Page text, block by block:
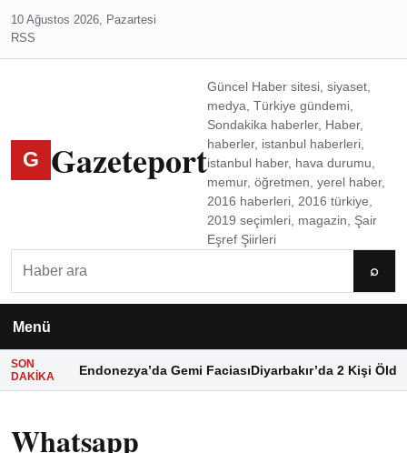
10 Ağustos 2026, Pazartesi
RSS
G Gazeteport
Güncel Haber sitesi, siyaset,
medya, Türkiye gündemi,
Sondakika haberler, Haber,
haberler, istanbul haberleri,
istanbul haber, hava durumu,
memur, öğretmen, yerel haber,
2016 haberleri, 2016 türkiye,
2019 seçimleri, magazin, Şair
Eşref Şiirleri
⌕
Menü
SON
DAKIKA
Endonezya’da Gemi FaciasıDiyarbakır’da 2 Kişi Öldü
Whatsapp